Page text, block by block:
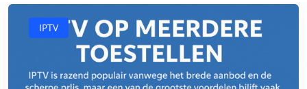
IPTV